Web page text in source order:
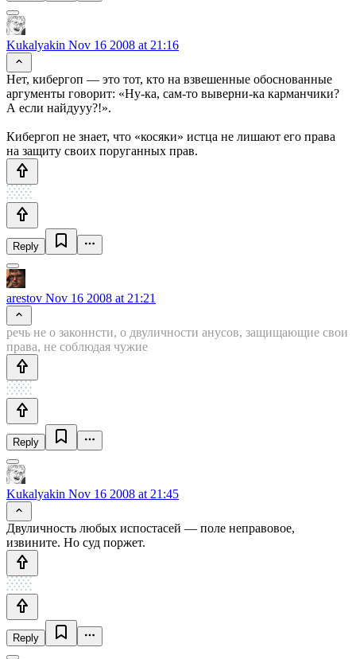
Kukalyakin Nov 16 2008 at 21:16
Нет, кибергоп — это тот, кто на взвешенные обоснованные
аргументы говорит: «Ну-ка, сам-то выверни-ка карманчики?
А если найдууу?!».
Кибергоп не знает, что «косяки» истца не лишают его права
на защиту своих поруганных прав.
Reply
arestov Nov 16 2008 at 21:21
речь не о законнсти, о двуличности анусов, защищающие свои
права, не соблюдая чужие
Reply
Kukalyakin Nov 16 2008 at 21:45
Двуличность любых испостасей — поле неправовое,
извините. Но суд поржет.
Reply